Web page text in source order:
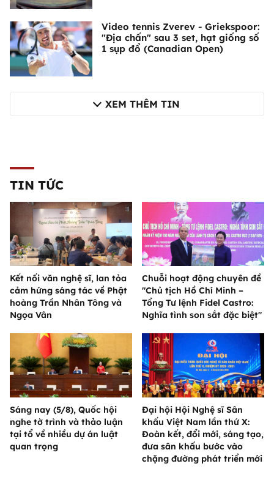
Video tennis Zverev - Griekspoor:
"Địa chấn" sau 3 set, hạt giống số
1 sụp đổ (Canadian Open)
XEM THÊM TIN
TIN TỨC
Kết nối văn nghệ sĩ, lan tỏa
cảm hứng sáng tác về Phật
hoàng Trần Nhân Tông và
Ngọa Vân
Chuỗi hoạt động chuyên đề
"Chủ tịch Hồ Chí Minh –
Tổng Tư lệnh Fidel Castro:
Nghĩa tình son sắt đặc biệt"
Sáng nay (5/8), Quốc hội
nghe tờ trình và thảo luận
tại tổ về nhiều dự án luật
quan trọng
Đại hội Hội Nghệ sĩ Sân
khấu Việt Nam lần thứ X:
Đoàn kết, đổi mới, sáng tạo,
đưa sân khấu bước vào
chặng đường phát triển mới